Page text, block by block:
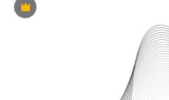
Премиум